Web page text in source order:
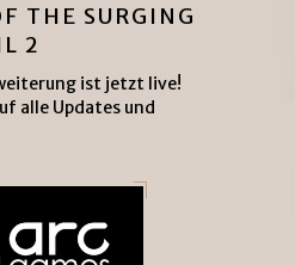
THE SURGING
2
ist jetzt live!
alle Updates und